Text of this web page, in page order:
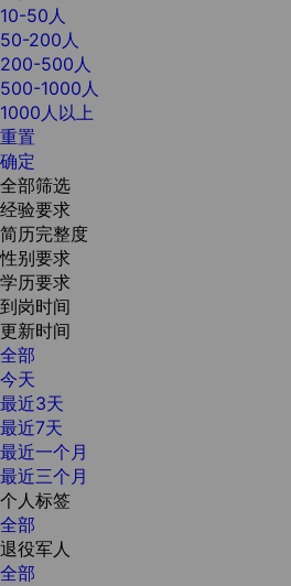
10-50人
50-200人
200-500人
500-1000人
1000人以上
重置
确定
全部筛选
经验要求
简历完整度
性别要求
学历要求
到岗时间
更新时间
全部
今天
最近3天
最近7天
最近一个月
最近三个月
个人标签
全部
退役军人
全部